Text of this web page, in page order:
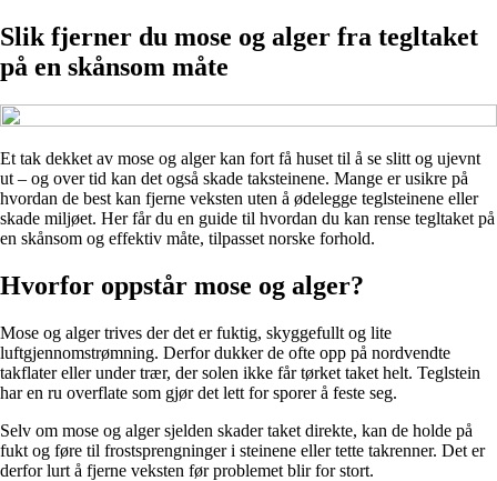
Slik fjerner du mose og alger fra tegltaket
på en skånsom måte
Et tak dekket av mose og alger kan fort få huset til å se slitt og ujevnt
ut – og over tid kan det også skade taksteinene. Mange er usikre på
hvordan de best kan fjerne veksten uten å ødelegge teglsteinene eller
skade miljøet. Her får du en guide til hvordan du kan rense tegltaket på
en skånsom og effektiv måte, tilpasset norske forhold.
Hvorfor oppstår mose og alger?
Mose og alger trives der det er fuktig, skyggefullt og lite
luftgjennomstrømning. Derfor dukker de ofte opp på nordvendte
takflater eller under trær, der solen ikke får tørket taket helt. Teglstein
har en ru overflate som gjør det lett for sporer å feste seg.
Selv om mose og alger sjelden skader taket direkte, kan de holde på
fukt og føre til frostsprengninger i steinene eller tette takrenner. Det er
derfor lurt å fjerne veksten før problemet blir for stort.